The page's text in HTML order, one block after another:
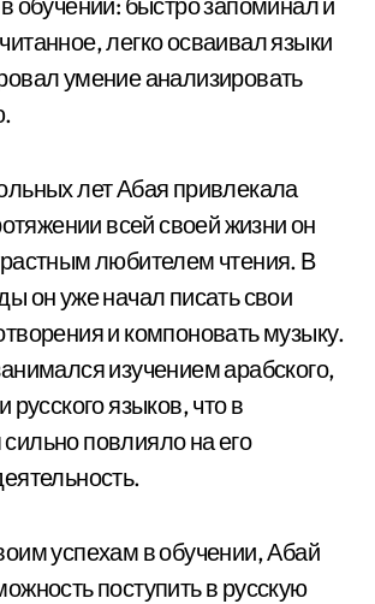
легко осваивал языки
умение анализировать
лет Абая привлекала
всей своей жизни он
любителем чтения. В
он уже начал писать свои
и компоновать музыку.
изучением арабского,
русского языков, что в
повлияло на его
успехам в обучении, Абай
поступить в русскую